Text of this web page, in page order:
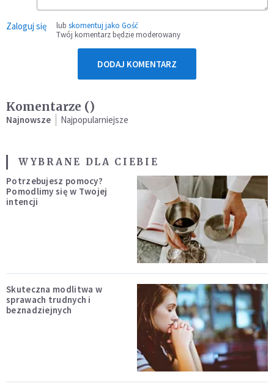
Zaloguj się lub skomentuj jako Gość
Twój komentarz będzie moderowany
DODAJ KOMENTARZ
Komentarze ()
Najnowsze Najpopularniejsze
WYBRANE DLA CIEBIE
Potrzebujesz pomocy?
Pomodlimy się w Twojej
intencji
Skuteczna modlitwa w
sprawach trudnych i
beznadziejnych